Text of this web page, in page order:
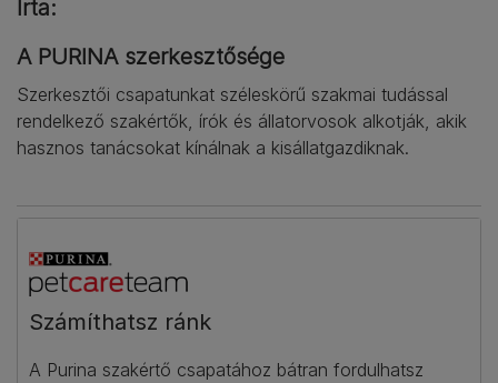
Írta:
A PURINA szerkesztősége
Szerkesztői csapatunkat széleskörű szakmai tudással
rendelkező szakértők, írók és állatorvosok alkotják, akik
hasznos tanácsokat kínálnak a kisállatgazdiknak.
Számíthatsz ránk​
A Purina szakértő csapatához bátran fordulhatsz